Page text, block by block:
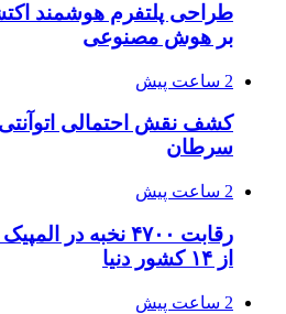
طراحی پلتفرم هوشمند
بر هوش مصنوعی
2 ساعت پیش
کشف نقش احتمالی
سرطان
2 ساعت پیش
از ۱۴ کشور دنیا
2 ساعت پیش